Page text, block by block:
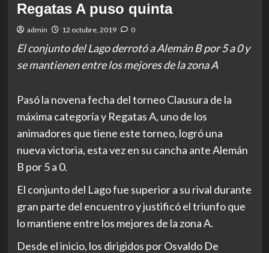
Regatas A puso quinta
admin 12 octubre, 2019 0
El conjunto del Lago derrotó a Alemán B por 5 a 0 y
se mantienen entre los mejores de la zona A
Pasó la novena fecha del torneo Clausura de la
máxima categoría y Regatas A, uno de los
animadores que tiene este torneo, logró una
nueva victoria, esta vez en su cancha ante Alemán
B por 5 a 0.
El conjunto del Lago fue superior a su rival durante
gran parte del encuentro y justificó el triunfo que
lo mantiene entre los mejores de la zona A.
Desde el inicio, los dirigidos por Osvaldo De